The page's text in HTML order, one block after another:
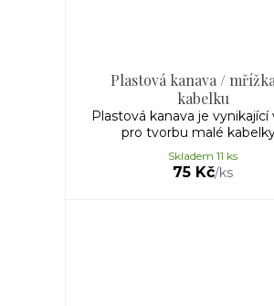
Plastová kanava /
kabelku
Plastová kanava je vynikající
pro tvorbu malé
75 Kč/ks
Skladem 11 ks